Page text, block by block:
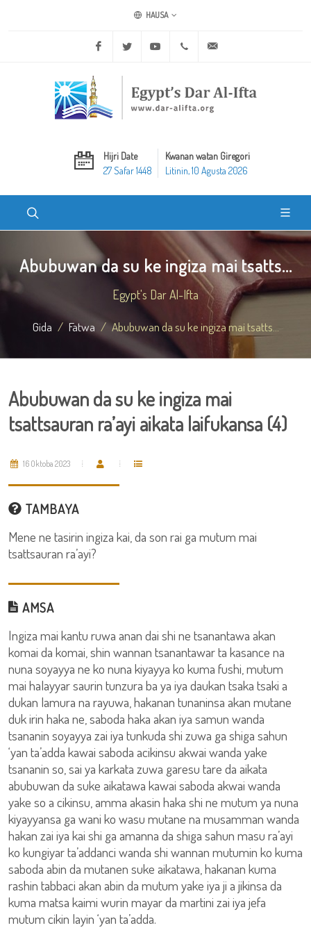
HAUSA
Facebook Twitter Youtube +20 2 25970400
Hijri Date
27 Safar 1448
Kwanan watan Giregori
Litinin, 10 Agusta 2026
Abubuwan da su ke ingiza mai tsatts...
Egypt's Dar Al-Ifta
Gida Fatwa Abubuwan da su ke ingiza mai tsatts...
Abubuwan da su ke ingiza mai
tsattsauran ra’ayi aikata laifukansa (4)
16 Oktoba 2023
TAMBAYA
Mene ne tasirin ingiza kai, da son rai ga mutum mai
tsattsauran ra’ayi?
AMSA
Ingiza mai kantu ruwa anan dai shi ne tsanantawa akan
komai da komai, shin wannan tsanantawar ta kasance na
nuna soyayya ne ko nuna kiyayya ko kuma fushi, mutum
mai halayyar saurin tunzura ba ya iya daukan tsaka tsaki a
dukan lamura na rayuwa, hakanan tunaninsa akan mutane
duk irin haka ne, saboda haka akan iya samun wanda
tsananin soyayya zai iya tunkuda shi zuwa ga shiga sahun
‘yan ta’adda kawai saboda acikinsu akwai wanda yake
tsananin so, sai ya karkata zuwa garesu tare da aikata
abubuwan da suke aikatawa kawai saboda akwai wanda
yake so a cikinsu, amma akasin haka shi ne mutum ya nuna
kiyayyansa ga wani ko wasu mutane na musamman wanda
hakan zai iya kai shi ga amanna da shiga sahun masu ra’ayi
ko kungiyar ta’addanci wanda shi wannan mutumin ko kuma
saboda abin da mutanen suke aikatawa, hakanan kuma
rashin tabbaci akan abin da mutum yake iya ji a jikinsa da
kuma matsa kaimi wurin mayar da martini zai iya jefa
mutum cikin layin ‘yan ta’adda.